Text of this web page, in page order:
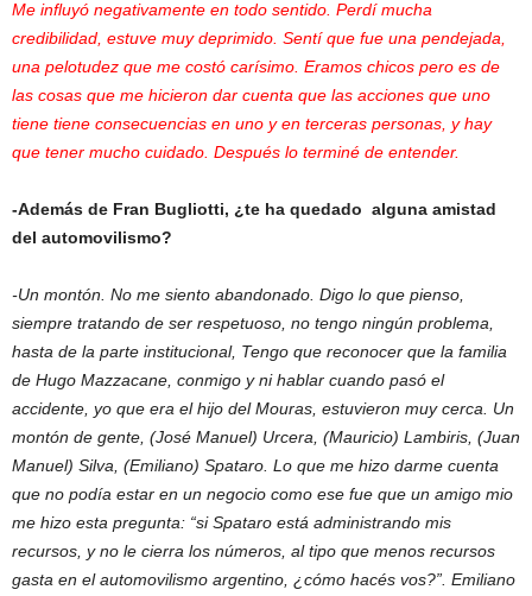
Me influyó negativamente en todo sentido. Perdí mucha
credibilidad, estuve muy deprimido. Sentí que fue una pendejada,
una pelotudez que me costó carísimo. Eramos chicos pero es de
las cosas que me hicieron dar cuenta que las acciones que uno
tiene tiene consecuencias en uno y en terceras personas, y hay
que tener mucho cuidado. Después lo terminé de entender.
-Además de Fran Bugliotti, ¿te ha quedado alguna amistad
del automovilismo?
-Un montón. No me siento abandonado. Digo lo que pienso,
siempre tratando de ser respetuoso, no tengo ningún problema,
hasta de la parte institucional, Tengo que reconocer que la familia
de Hugo Mazzacane, conmigo y ni hablar cuando pasó el
accidente, yo que era el hijo del Mouras, estuvieron muy cerca. Un
montón de gente, (José Manuel) Urcera, (Mauricio) Lambiris, (Juan
Manuel) Silva, (Emiliano) Spataro. Lo que me hizo darme cuenta
que no podía estar en un negocio como ese fue que un amigo mio
me hizo esta pregunta: “si Spataro está administrando mis
recursos, y no le cierra los números, al tipo que menos recursos
gasta en el automovilismo argentino, ¿cómo hacés vos?”. Emiliano